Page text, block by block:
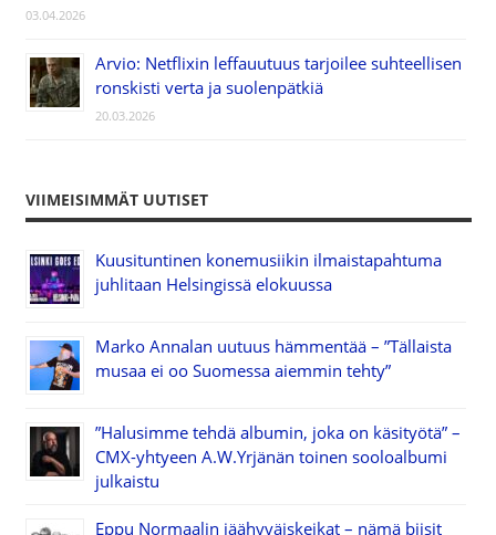
03.04.2026
Arvio: Netflixin leffauutuus tarjoilee suhteellisen
ronskisti verta ja suolenpätkiä
20.03.2026
VIIMEISIMMÄT UUTISET
Kuusituntinen konemusiikin ilmaistapahtuma
juhlitaan Helsingissä elokuussa
Marko Annalan uutuus hämmentää – ”Tällaista
musaa ei oo Suomessa aiemmin tehty”
”Halusimme tehdä albumin, joka on käsityötä” –
CMX-yhtyeen A.W.Yrjänän toinen sooloalbumi
julkaistu
Eppu Normaalin jäähyväiskeikat – nämä biisit